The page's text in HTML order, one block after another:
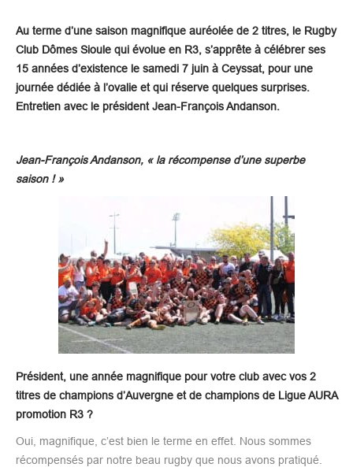
Au terme d’une saison magnifique auréolée de 2 titres, le Rugby
Club Dômes Sioule qui évolue en R3, s’apprête à célébrer ses
15 années d’existence le samedi 7 juin à Ceyssat, pour une
journée dédiée à l’ovalie et qui réserve quelques surprises.
Entretien avec le président Jean-François Andanson.
Jean-François Andanson, « la récompense d’une superbe
saison ! »
Président, une année magnifique pour votre club avec vos 2
titres de champions d’Auvergne et de champions de Ligue AURA
promotion R3 ?
Oui, magnifique, c’est bien le terme en effet. Nous sommes
récompensés par notre beau rugby que nous avons pratiqué.